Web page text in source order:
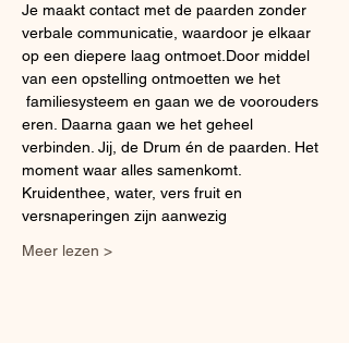
Je maakt contact met de paarden zonder
verbale communicatie, waardoor je elkaar
op een diepere laag ontmoet.Door middel
van een opstelling ontmoetten we het
familiesysteem en gaan we de voorouders
eren. Daarna gaan we het geheel
verbinden. Jij, de Drum én de paarden. Het
moment waar alles samenkomt.
Kruidenthee, water, vers fruit en
versnaperingen zijn aanwezig
Meer lezen >